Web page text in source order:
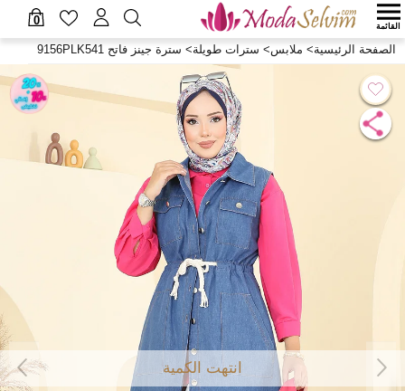
0 القائمة
الصفحة الرئيسية> ملابس> سترات طويلة> سترة جينز فاتح 9156PLK541
انتهت الكمية